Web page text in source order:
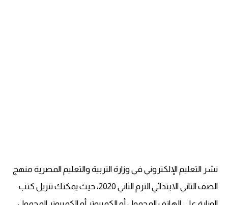
نشر التعليم الإلكتروني في وزارة التربية والتعليم المصرية منهج
الصف الثاني الابتدائي الترم الثاني 2020، حيث يمكنك تنزيل كتب